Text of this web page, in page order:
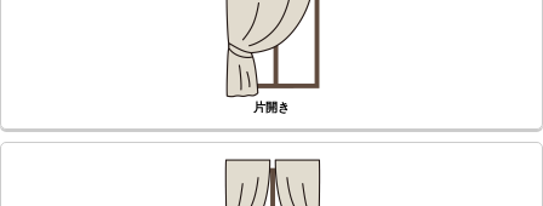
片開き